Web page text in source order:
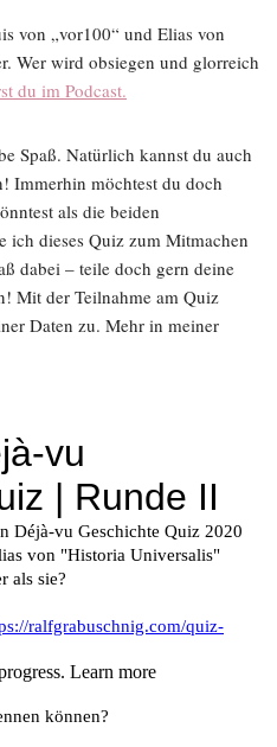
von „vor100“ und Elias von
Wer wird obsiegen und glorreich
du im Podcast.
Spaß. Natürlich kannst du auch
Immerhin möchtest du doch
als die beiden
ich dieses Quiz zum Mitmachen
dabei – teile doch gern deine
Mit der Teilnahme am Quiz
Daten zu. Mehr in meiner